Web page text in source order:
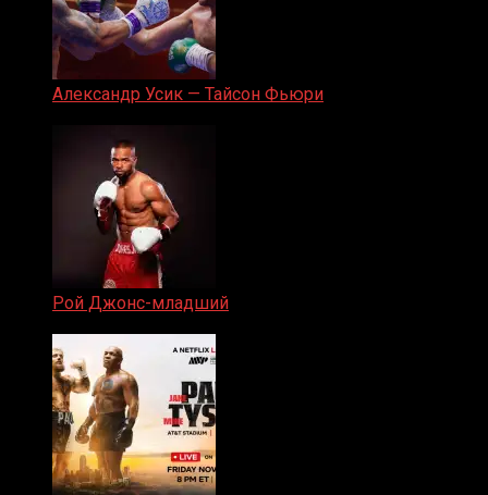
Александр Усик — Тайсон Фьюри
Рой Джонс-младший